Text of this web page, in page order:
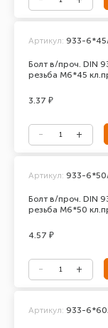
Болт в/проч. DIN
резьба М6*45
Артикул: 933-
3.37 ₽
Болт в/проч. DIN
резьба М6*50
Артикул: 933-
4.57 ₽
Артикул: 933-